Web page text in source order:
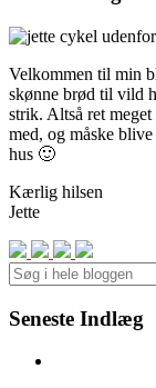
Velkommen til min
skønne brød til vild
strik. Altså ret
med, og måske
hus 🙂
Kærlig hilsen
Jette
Seneste Indlæg